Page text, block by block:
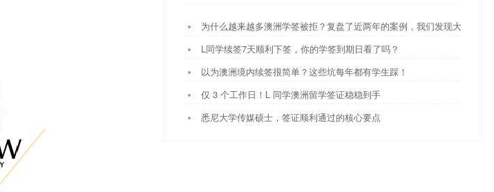
为什么越来越多澳洲学签被拒？复盘了近两年的案例，我们发现大家都踩
L同学续签7天顺利下签，你的学签到期日看了吗？
以为澳洲境内续签很简单？这些坑每年都有学生踩！
仅 3 个工作日！L 同学澳洲留学签证稳稳到手
悉尼大学传媒硕士，签证顺利通过的核心要点